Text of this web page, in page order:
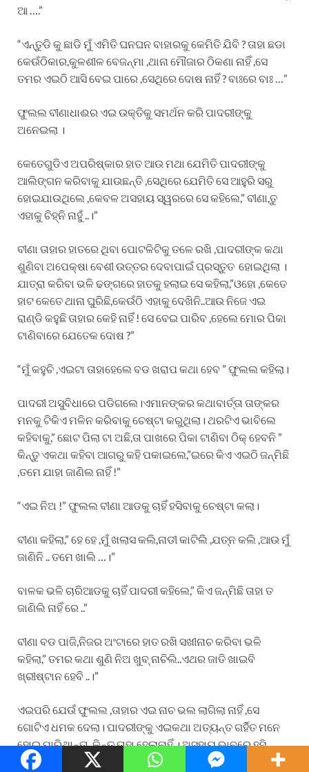
ଆ ….”
“ଏନ୍ତୁଡି କୁ ଛାଡି ମୁଁ ଏମିତି ଘନଘନ ବାହାରକୁ କେମିତି ଯିବି ? ତାହା ଛଡା
କେଉଁଠିକାର,କୁଳଶୀଳ ବେଜନ୍ମା ,ଥାନା ମୌଜାର ଠିକଣା ନାହିଁ ,ସେ
ତମର ଏଇଠି ଆସି ବେଇ ପାରେ ,ସେଥିରେ ଦୋଷ ନାହିଁ ? ବାଃରେ ବାଃ …”
ଫୁଲଲ ବୀଣାଧାଈର ଏଇ ଉକ୍ତିକୁ ସମର୍ଥନ କରି ପାଦରୀଙ୍କୁ
ଅନେଇଲା ।
କେତେଗୁଡିଏ ଅପରିଷ୍କାର ହାତ ଆଉ ମଥା ଯେମିତି ପାଦରୀଙ୍କୁ
ଆଲିଙ୍ଗନ କରିବାକୁ ଯାଉଛନ୍ତି ,ସେଥିରେ ଯେମିତି ସେ ଆହୁରି ସରୁ
ହୋଇଯାଉଥିଲେ ,କେବଳ ଅସହାୟ ସ୍ୱରରେ ସେ କହିଲେ,” ବୀଣା,ତୁ
ଏହାକୁ ଚିହ୍ନି ନାହୁଁ ..।”
ବୀଣା ତାହାର ହାତରେ ଥିବା ପୋଟଳିଟିକୁ ତଳେ ରଖି ,ପାଦରୀଙ୍କ କଥା
ଶୁଣିବା ଅପେକ୍ଷା ବେଶୀ ଉତ୍ତର ଦେବାପାଇଁ ପ୍ରସ୍ତୁତ ହୋଇଥିଲା ।
ଯାତ୍ରା କରିବା ଭଳି ଢଙ୍ଗରେ ହାତକୁ ହଲାଇ ସେ କହିଲା,”ଓହୋ ,କେତେ
ହାଟ କେତେ ଥାନା ଘୁରିଛି,କେଉଁଠି ଏହାକୁ ଦେଖିନି..ଆଉ ନିଜେ ଏଇ
ରାଣ୍ଡି କହୁଛି ତାହାର କେହି ନାହିଁ ! ସେ ବେଇ ପାରିବ ,ହେଲେ ମୋର ପିକା
ଟାଣିବାରେ ଯେତେକ ଦୋଷ ?”
“ମୁଁ କହୁଚି ,ଏଇଟା ତାହାହେଲେ ବଡ ଖରାପ କଥା ହେବ ” ଫୁଲଲ କହିଲା।
ପାଦରୀ ଅସୁବିଧାରେ ପଡିଗଲେ।ଏମାନଙ୍କର କଥାବାର୍ତ୍ତା ତାଙ୍କର
ମନକୁ ଟିକିଏ ମଳିନ କରିବାକୁ ଚେଷ୍ଟା କରୁଥିଲା। ଥରଟିଏ ଭାବିଲେ
କହିବାକୁ,” ଛୋଟ ପିଲା ଟା ଅଛି,ତା ପାଖରେ ପିକା ଟାଣିବା ଠିକ୍ ହେବନି ”
କିନ୍ତୁ ଏକଥା କହିବା ଆଗରୁ କହି ପକାଇଲେ,”ଇରେ କିଏ ଏଇଠି ଜନ୍ମିଛି
,ତମେ ଯାହା ଜାଣିଲ ନାହିଁ !”
“ଏଇ ନିଅ !” ଫୁଲଲ ବୀଣା ଆଡକୁ ଚାହିଁ ହସିବାକୁ ଚେଷ୍ଟା କଲା।
ବୀଣା କହିଲା,” ହେ ହେ ,ମୁଁ ଖଲାସ କଲି,ନାଡୀ କାଟିଲି ,ଯତ୍ନ କଲି ,ଆଉ ମୁଁ
ଜାଣିନି .. ତମେ ଖାଲି …।”
ବାଳକ ଭଳି ଚାରିଆଡକୁ ଚାହିଁ ପାଦରୀ କହିଲେ,” କିଏ ଜନ୍ମିଛି ତାହା ତ
ଜାଣିଲି ନାହିଁ ରେ ..”
ବୀଣା ବଡ ପାଜି,ନିଜର ଅଂଟାରେ ହାତ ରଖି ସଖୀନାଚ କରିବା ଭଳି
କହିଲା,” ତମର କଥା ଶୁଣି ନିଅ ଖୁବ୍ ନାଚିଲି..ଏଥର ଜାତି ଖାଇବି
ଖ୍ରୀଷ୍ଟାନ ହେବି ..।”
ଏଇପରି ଯେଉଁ ଫୁଲଲ ,ତାହାର ଏଇ ନାଚ ଭଲ ଲାଗିଲା ନାହିଁ ,ସେ
ଗୋଟିଏ ଧମକ ଦେଲା। ପାଦରୀଙ୍କୁ ଏଇକଥା ଅତ୍ୟନ୍ତ ଗର୍ହିତ ମନେ
ହୋଇ ପାରିଥାନ୍ତା ,କିନ୍ତୁ ତାହା ହେଲାନାହିଁ । ଅସହାୟ ଭାବରେ ହସି
କହିଲେ,” ବୀଣା ତୁ ଯଦି ବଂଚି ରହିଥିବୁ ତାହାହେଲେ ବୁଝିପାରିବୁ,ମୋର